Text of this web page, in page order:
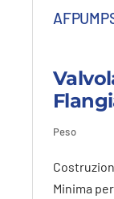
Peso
Minima